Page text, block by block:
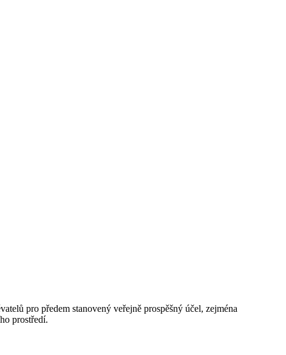
pro předem stanovený veřejně prospěšný účel, zejména
prostředí.